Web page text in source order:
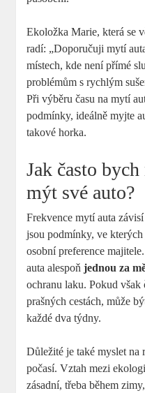
Ekoložka Marie, která se
radí: „Doporučuji mytí
místech, kde není přímé
problémům s rychlým
Při výběru času na mytí
podmínky, ideálně myjte
takové horka.
Jak často
mýt své auto?
Frekvence mytí auta
jsou podmínky, ve
osobní preference
auta alespoňjednou za
ochranu laku. Pokud
prašných cestách, může
každé dva týdny.
Důležité je také myslet
počasí. Vztah mezi
zásadní, třeba během